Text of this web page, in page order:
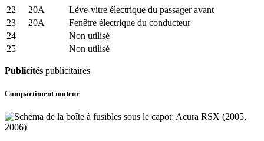
22
20A
Lève-vitre électrique du passager avant
23
20A
Fenêtre électrique du conducteur
24
Non utilisé
25
Non utilisé
Publicités publicitaires
Compartiment moteur